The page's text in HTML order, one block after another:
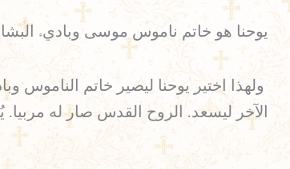
يوحنا هو خاتم ناموس موسى وباديء
ولهذا اختير يوحنا ليصير خاتم الناموس
الآخر ليسعد. الروح القدس صار له